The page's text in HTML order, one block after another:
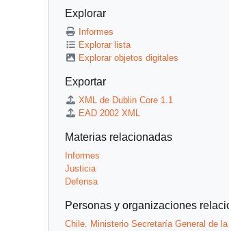
Explorar
Informes
Explorar lista
Explorar objetos digitales
Exportar
XML de Dublin Core 1.1
EAD 2002 XML
Materias relacionadas
Informes
Justicia
Defensa
Personas y organizaciones
Chile. Ministerio Secretaría General de